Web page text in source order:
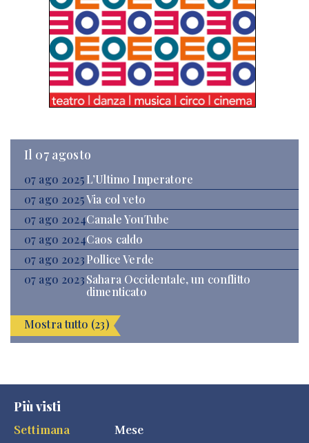
Il 07 agosto
07 ago 2025 L’Ultimo Imperatore
07 ago 2025Via col veto
07 ago 2024Canale YouTube
07 ago 2024Caos caldo
07 ago 2023Pollice Verde
07 ago 2023Sahara Occidentale, un conflitto
dimenticato
Mostra tutto (23)
Più visti
Settimana
Mese